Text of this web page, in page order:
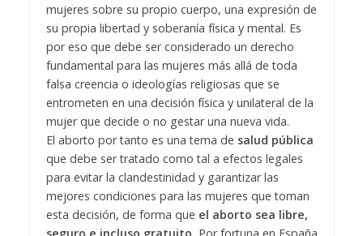
mujeres sobre su propio cuerpo, una expresión de
su propia libertad y soberanía física y mental. Es
por eso que debe ser considerado un derecho
fundamental para las mujeres más allá de toda
falsa creencia o ideologías religiosas que se
entrometen en una decisión física y unilateral de la
mujer que decide o no gestar una nueva vida.
El aborto por tanto es una tema de salud pública
que debe ser tratado como tal a efectos legales
para evitar la clandestinidad y garantizar las
mejores condiciones para las mujeres que toman
esta decisión, de forma que el aborto sea libre,